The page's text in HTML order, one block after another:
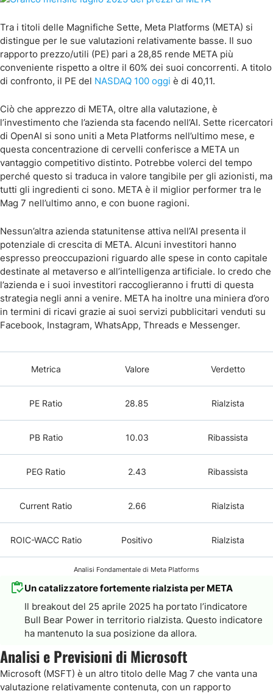
Tra i titoli delle Magnifiche Sette, Meta Platforms (META) si
distingue per le sue valutazioni relativamente basse. Il suo
rapporto prezzo/utili (PE) pari a 28,85 rende META più
conveniente rispetto a oltre il 60% dei suoi concorrenti. A titolo
di confronto, il PE del NASDAQ 100 oggi è di 40,11.
Ciò che apprezzo di META, oltre alla valutazione, è
l’investimento che l’azienda sta facendo nell’AI. Sette ricercatori
di OpenAI si sono uniti a Meta Platforms nell’ultimo mese, e
questa concentrazione di cervelli conferisce a META un
vantaggio competitivo distinto. Potrebbe volerci del tempo
perché questo si traduca in valore tangibile per gli azionisti, ma
tutti gli ingredienti ci sono. META è il miglior performer tra le
Mag 7 nell’ultimo anno, e con buone ragioni.
Nessun’altra azienda statunitense attiva nell’AI presenta il
potenziale di crescita di META. Alcuni investitori hanno
espresso preoccupazioni riguardo alle spese in conto capitale
destinate al metaverso e all’intelligenza artificiale. Io credo che
l’azienda e i suoi investitori raccoglieranno i frutti di questa
strategia negli anni a venire. META ha inoltre una miniera d’oro
in termini di ricavi grazie ai suoi servizi pubblicitari venduti su
Facebook, Instagram, WhatsApp, Threads e Messenger.
Metrica Valore Verdetto
PE Ratio 28.85 Rialzista
PB Ratio 10.03 Ribassista
PEG Ratio 2.43 Ribassista
Current Ratio 2.66 Rialzista
ROIC-WACC Ratio Positivo Rialzista
Analisi Fondamentale di Meta Platforms
Un catalizzatore fortemente rialzista per META
Il breakout del 25 aprile 2025 ha portato l’indicatore
Bull Bear Power in territorio rialzista. Questo indicatore
ha mantenuto la sua posizione da allora.
Analisi e Previsioni di Microsoft
Microsoft (MSFT) è un altro titolo delle Mag 7 che vanta una
valutazione relativamente contenuta, con un rapporto